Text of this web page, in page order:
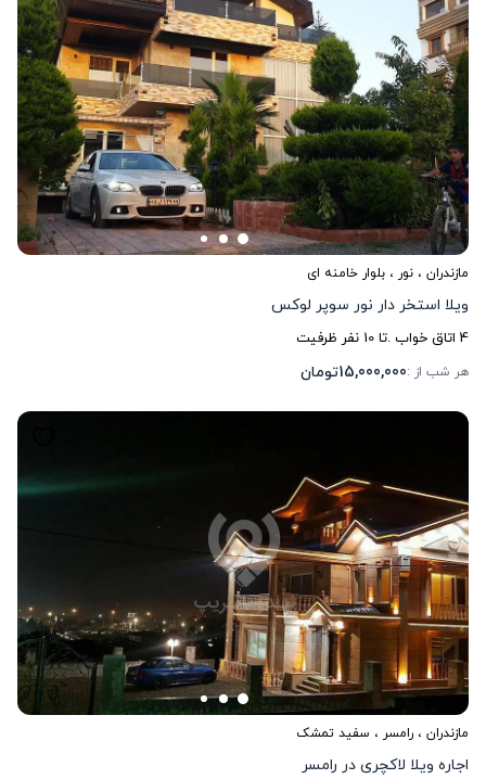
مازندران ، نور ، بلوار خامنه ای
ویلا استخر دار نور سوپر لوکس
4 اتاق خواب .تا10 نفر ظرفیت
هر شب از :15,000,000تومان
مازندران ، رامسر ، سفید تمشک
اجاره ویلا لاکچری در رامسر